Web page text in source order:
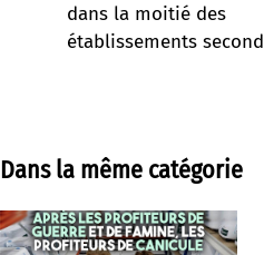
dans la moitié des
établissements
Dans la même catégorie